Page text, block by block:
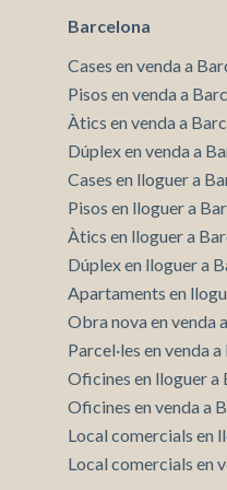
per gaudir del
Nau C: Aquí
xemeneia
pels seus
jardins exteriors
doble alçada,
americà, amb
permeten una
espai ofereix dos
planta, un loft i
Equipament i Memòria
compten, entre
els tríplex, terra
conductes,
tractament de
Cuin i electrodomèstics
dinàmic districte
un imant per al
grans empreses
en tendència,
Barcelona
Cases en venda a
Pisos en venda a
Àtics en venda a
Dúplex en venda a
Cases en lloguer a
Pisos en lloguer a
Àtics en lloguer a
Dúplex en lloguer a
Apartaments en
Obra nova en venda
Parcel·les en venda
Oficines en lloguer a
Oficines en venda a
Local comercials en
Local comercials en